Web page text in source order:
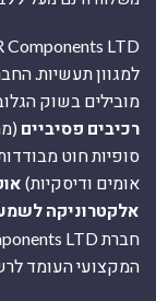
מובילים בשוק
רכיבים פסיביים
סופיות חוט
אומים ודיסקיות)
אלקטרוניקה
המקצועי העומד